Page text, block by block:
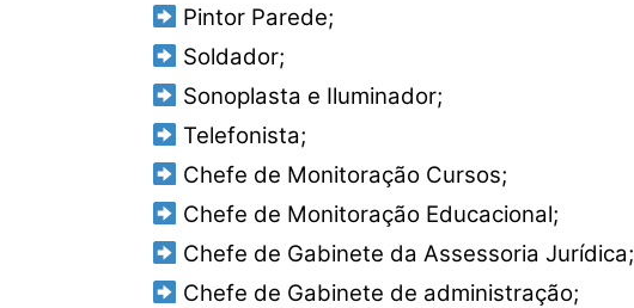
Pintor Parede;
Soldador;
Sonoplasta e Iluminador;
Telefonista;
Chefe de Monitoração Cursos;
Chefe de Monitoração Educacional;
Chefe de Gabinete da Assessoria Jurídica;
Chefe de Gabinete de administração;